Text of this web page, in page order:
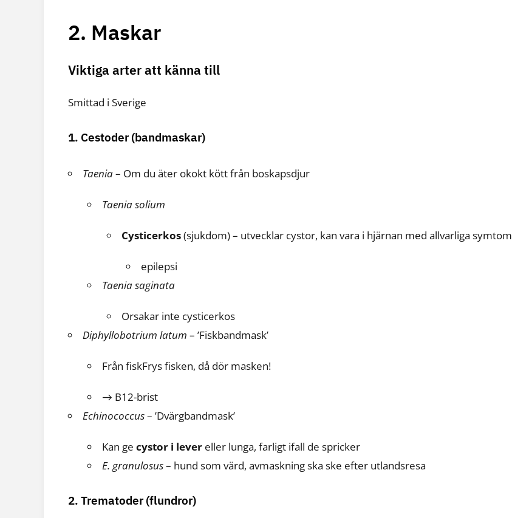
2. Maskar
Viktiga arter att känna till
Smittad i Sverige
1. Cestoder (bandmaskar)
Taenia– Om du äter okokt kött från boskapsdjur
Taenia solium
Cysticerkos(sjukdom) – utvecklar cystor, kan vara i hjärnan med allvarliga symtom
epilepsi
Taenia saginata
Orsakar inte cysticerkos
Diphyllobotrium latum – ’Fiskbandmask’
Från fiskFrys fisken, då dör masken!
→ B12-brist
Echinococcus– ’Dvärgbandmask’
Kan ge cystor i lever eller lunga, farligt ifall de spricker
E. granulosus– hund som värd, avmaskning ska ske efter utlandsresa
2. Trematoder (flundror)